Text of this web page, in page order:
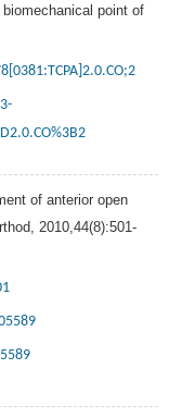
point of
of anterior open
2010 44(8):501-